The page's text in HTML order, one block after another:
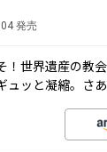
発売
！世界遺産の教
ュッと凝縮。さあ